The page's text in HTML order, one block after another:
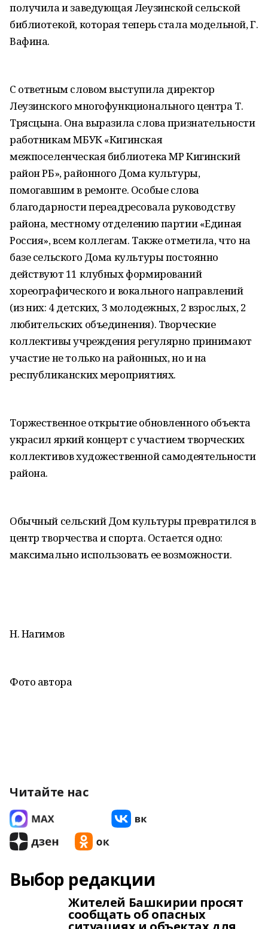
получила и заведующая Леузинской сельской
библиотекой, которая теперь стала модельной, Г.
Вафина.
С ответным словом выступила директор
Леузинского многофункционального центра Т.
Трясцына. Она выразила слова признательности
работникам МБУК «Кигинская
межпоселенческая библиотека МР Кигинский
район РБ», районного Дома культуры,
помогавшим в ремонте. Особые слова
благодарности переадресовала руководству
района, местному отделению партии «Единая
Россия», всем коллегам. Также отметила, что на
базе сельского Дома культуры постоянно
действуют 11 клубных формирований
хореографического и вокального направлений
(из них: 4 детских, 3 молодежных, 2 взрослых, 2
любительских объединения). Творческие
коллективы учреждения регулярно принимают
участие не только на районных, но и на
республиканских мероприятиях.
Торжественное открытие обновленного объекта
украсил яркий концерт с участием творческих
коллективов художественной самодеятельности
района.
Обычный сельский Дом культуры превратился в
центр творчества и спорта. Остается одно:
максимально использовать ее возможности.
Н. Нагимов
Фото автора
Читайте нас
Выбор редакции
Жителей Башкирии просят
сообщать об опасных